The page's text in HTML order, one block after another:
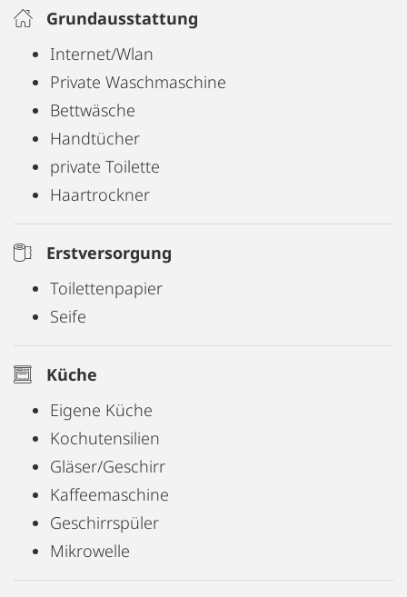
Grundausstattung
Internet/Wlan
Private Waschmaschine
Bettwäsche
Handtücher
private Toilette
Haartrockner
Erstversorgung
Toilettenpapier
Seife
Küche
Eigene Küche
Kochutensilien
Gläser/Geschirr
Kaffeemaschine
Geschirrspüler
Mikrowelle